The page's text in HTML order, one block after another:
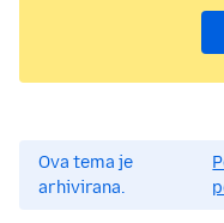
Ova tema je
arhivirana.